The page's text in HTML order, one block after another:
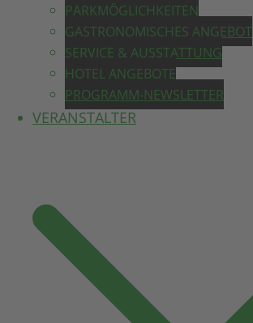
PARKMÖGLICHKEITEN
GASTRONOMISCHES ANGEBOT
SERVICE & AUSSTATTUNG
HOTEL ANGEBOTE
PROGRAMM-NEWSLETTER
VERANSTALTER